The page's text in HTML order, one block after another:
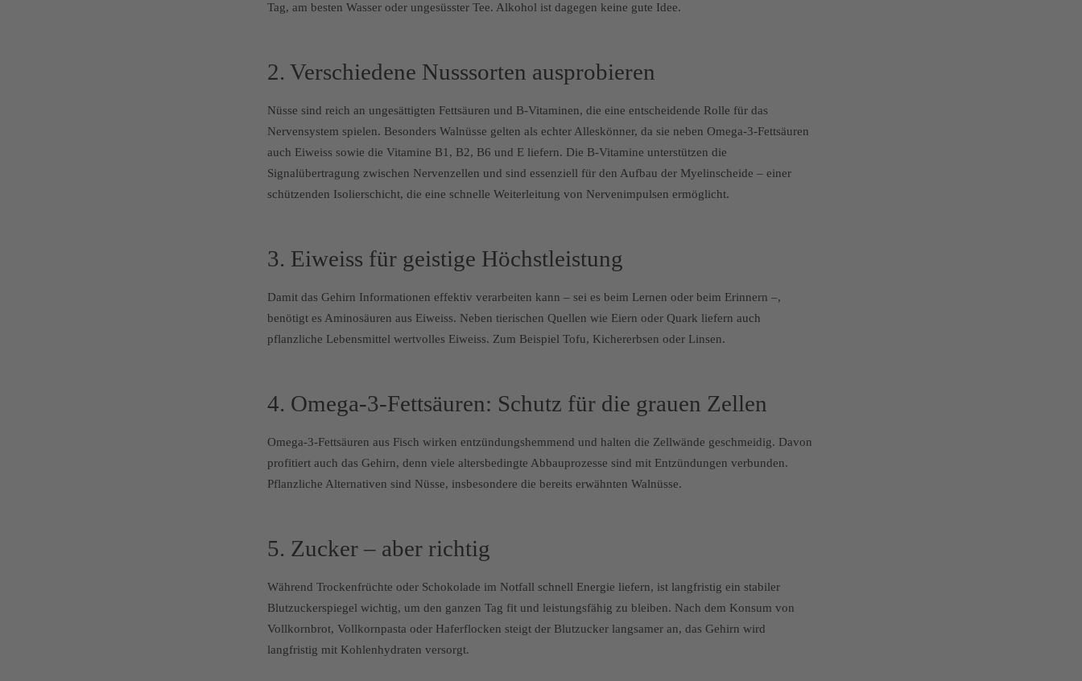
Tag, am besten Wasser oder ungesüsster Tee. Alkohol ist dagegen keine gute Idee.
2. Verschiedene Nusssorten ausprobieren
Nüsse sind reich an ungesättigten Fettsäuren und B-Vitaminen, die eine entscheidende Rolle für das
Nervensystem spielen. Besonders Walnüsse gelten als echter Alleskönner, da sie neben Omega-3-Fettsäuren
auch Eiweiss sowie die Vitamine B1, B2, B6 und E liefern. Die B-Vitamine unterstützen die
Signalübertragung zwischen Nervenzellen und sind essenziell für den Aufbau der Myelinscheide – einer
schützenden Isolierschicht, die eine schnelle Weiterleitung von Nervenimpulsen ermöglicht.
3. Eiweiss für geistige Höchstleistung
Damit das Gehirn Informationen effektiv verarbeiten kann – sei es beim Lernen oder beim Erinnern –,
benötigt es Aminosäuren aus Eiweiss. Neben tierischen Quellen wie Eiern oder Quark liefern auch
pflanzliche Lebensmittel wertvolles Eiweiss. Zum Beispiel Tofu, Kichererbsen oder Linsen.
4. Omega-3-Fettsäuren: Schutz für die grauen Zellen
Omega-3-Fettsäuren aus Fisch wirken entzündungshemmend und halten die Zellwände geschmeidig. Davon
profitiert auch das Gehirn, denn viele altersbedingte Abbauprozesse sind mit Entzündungen verbunden.
Pflanzliche Alternativen sind Nüsse, insbesondere die bereits erwähnten Walnüsse.
5. Zucker – aber richtig
Während Trockenfrüchte oder Schokolade im Notfall schnell Energie liefern, ist langfristig ein stabiler
Blutzuckerspiegel wichtig, um den ganzen Tag fit und leistungsfähig zu bleiben. Nach dem Konsum von
Vollkornbrot, Vollkornpasta oder Haferflocken steigt der Blutzucker langsamer an, das Gehirn wird
langfristig mit Kohlenhydraten versorgt.